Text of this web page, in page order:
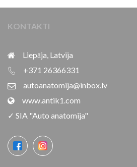
KONTAKTI
Liepāja, Latvija
+371 26366331
autoanatomija@inbox.lv
www.antik1.com
✓ SIA "Auto anatomija"